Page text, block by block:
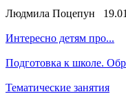
Людмила Поцепун
Интересно детям про...
Подготовка к школе.
Тематические занятия